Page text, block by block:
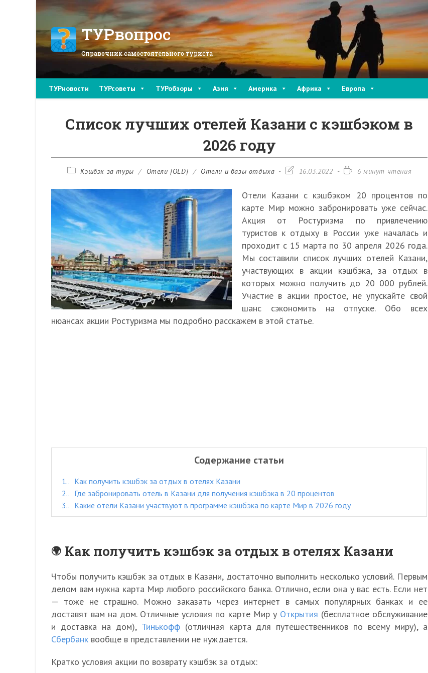
ТУРвопрос
Справочник самостоятельного туриста
ТУРновости ТУРсоветы ТУРобзоры Азия Америка Африка Европа
Список лучших отелей Казани с кэшбэком в
2026 году
РубрикаКэшбэк за туры / Отели [OLD] / Отели и базы отдыха
Запись16.03.2022
Время6 минут чтения
Отели Казани с кэшбэком 20 процентов по
карте Мир можно забронировать уже сейчас.
Акция от Ростуризма по привлечению
туристов к отдыху в России уже началась и
проходит с 15 марта по 30 апреля 2026 года.
Мы составили список лучших отелей Казани,
участвующих в акции кэшбэка, за отдых в
которых можно получить до 20 000 рублей.
Участие в акции простое, не упускайте свой
шанс сэкономить на отпуске. Обо всех
нюансах акции Ростуризма мы подробно расскажем в этой статье.
Содержание статьи
1.
Как получить кэшбэк за отдых в отелях Казани
2.
Где забронировать отель в Казани для получения кэшбэка в 20 процентов
3.
Какие отели Казани участвуют в программе кэшбэка по карте Мир в 2026 году
Как получить кэшбэк за отдых в отелях Казани
Чтобы получить кэшбэк за отдых в Казани, достаточно выполнить несколько условий. Первым
делом вам нужна карта Мир любого российского банка. Отлично, если она у вас есть. Если нет
— тоже не страшно. Можно заказать через интернет в самых популярных банках и ее
доставят вам на дом. Отличные условия по карте Мир у Открытия (бесплатное обслуживание
и доставка на дом), Тинькофф(отличная карта для путешественников по всему миру), а
Сбербанк вообще в представлении не нуждается.
Кратко условия акции по возврату кэшбэк за отдых: